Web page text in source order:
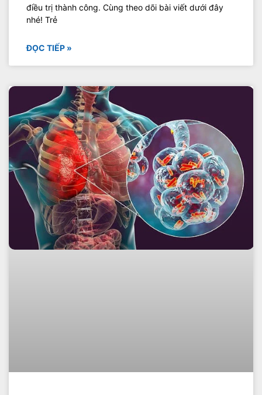
điều trị thành công. Cùng theo dõi bài viết dưới đây
nhé! Trẻ
ĐỌC TIẾP »